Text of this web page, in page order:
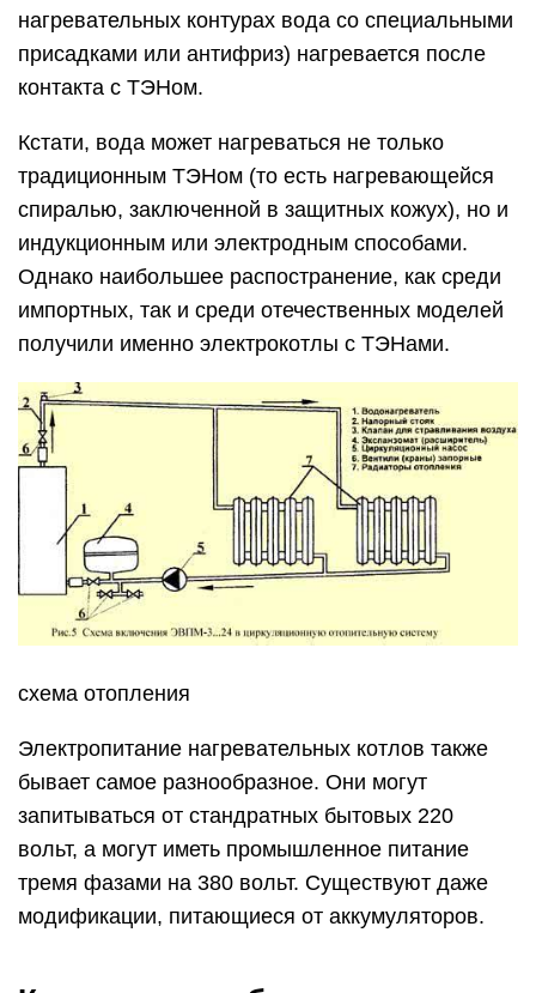
нагревательных контурах вода со специальными
присадками или антифриз) нагревается после
контакта с ТЭНом.
Кстати, вода может нагреваться не только
традиционным ТЭНом (то есть нагревающейся
спиралью, заключенной в защитных кожух), но и
индукционным или электродным способами.
Однако наибольшее распостранение, как среди
импортных, так и среди отечественных моделей
получили именно электрокотлы с ТЭНами.
схема отопления
Электропитание нагревательных котлов также
бывает самое разнообразное. Они могут
запитываться от стандратных бытовых 220
вольт, а могут иметь промышленное питание
тремя фазами на 380 вольт. Существуют даже
модификации, питающиеся от аккумуляторов.